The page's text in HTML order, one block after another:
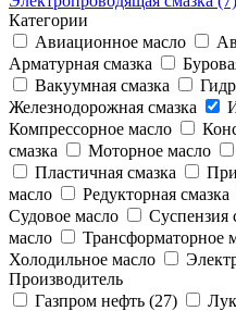
Категории
Авиационное масло
Арматурная смазка
Вакуумная смазка
Железнодорожная смазка
Компрессорное масло
смазка
Моторное масло
Пластичная смазка
масло
Редукторная смазка
Судовое масло
Суспензия
масло
Трансформаторное
Холодильное масло
Производитель
Газпром нефть (27)